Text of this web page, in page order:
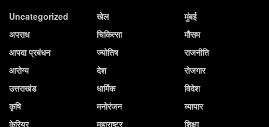
Uncategorized
अपराध
आपदा प्रबंधन
आरोग्य
उत्तराखंड
कृषि
केरियर
खेल
चिकित्सा
ज्योतिष
देश
धार्मिक
मनोरंजन
महाराष्ट्र
मुंबई
मौसम
राजनीति
रोजगार
विदेश
व्यापार
शिक्षा